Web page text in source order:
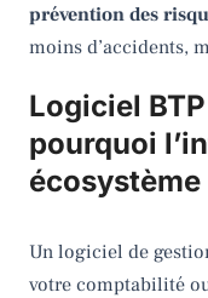
prévention des
moins d’accidents,
Logiciel
pourquoi
Un logiciel de
votre comptabilité